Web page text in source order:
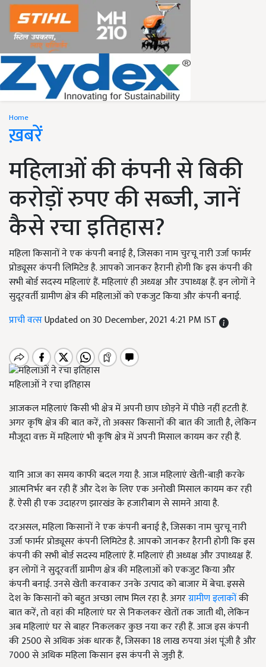
Home
ख़बरें
महिलाओं की कंपनी से बिकी
करोड़ों रुपए की सब्जी, जानें
कैसे रचा इतिहास?
महिला किसानों ने एक कंपनी बनाई है, जिसका नाम चुरचू नारी उर्जा फार्मर
प्रोड्यूसर कंपनी लिमिटेड है. आपको जानकर हैरानी होगी कि इस कंपनी की
सभी बोर्ड सदस्य महिलाएं हैं. महिलाएं ही अध्यक्ष और उपाध्यक्ष हैं. इन लोगों ने
सुदूरवर्ती ग्रामीण क्षेत्र की महिलाओं को एकजुट किया और कंपनी बनाई.
प्राची वत्सUpdated on 30 December, 2021 4:21 PM IST
महिलाओं ने रचा इतिहास
आजकल महिलाएं किसी भी क्षेत्र में अपनी छाप छोड़ने में पीछे नहीं हटती हैं.
अगर कृषि क्षेत्र की बात करें, तो अक्सर किसानों की बात की जाती है, लेकिन
मौजूदा वक्त में महिलाएं भी कृषि क्षेत्र में अपनी मिसाल कायम कर रही हैं.
यानि आज का समय काफी बदल गया है. आज महिलाएं खेती-बाड़ी करके
आत्मनिर्भर बन रही हैं और देश के लिए एक अनोखी मिसाल कायम कर रही
हैं. ऐसी ही एक उदाहरण झारखंड के हजारीबाग से सामने आया है.
दरअसल, महिला किसानों ने एक कंपनी बनाई है, जिसका नाम चुरचू नारी
उर्जा फार्मर प्रोड्यूसर कंपनी लिमिटेड है. आपको जानकर हैरानी होगी कि इस
कंपनी की सभी बोर्ड सदस्य महिलाएं हैं. महिलाएं ही अध्यक्ष और उपाध्यक्ष हैं.
इन लोगों ने सुदूरवर्ती ग्रामीण क्षेत्र की महिलाओं को एकजुट किया और
कंपनी बनाई. उनसे खेती करवाकर उनके उत्पाद को बाजार में बेचा. इससे
देश के किसानों को बहुत अच्छा लाभ मिल रहा है. अगरग्रामीण इलाकोंकी
बात करें, तो वहां की महिलाएं घर से निकलकर खेतों तक जाती थी, लेकिन
अब महिलाएं घर से बाहर निकलकर कुछ नया कर रही हैं. आज इस कंपनी
की 2500 से अधिक अंक धारक हैं, जिसका 18 लाख रुपया अंश पूंजी है और
7000 से अधिक महिला किसान इस कंपनी से जुड़ी हैं.